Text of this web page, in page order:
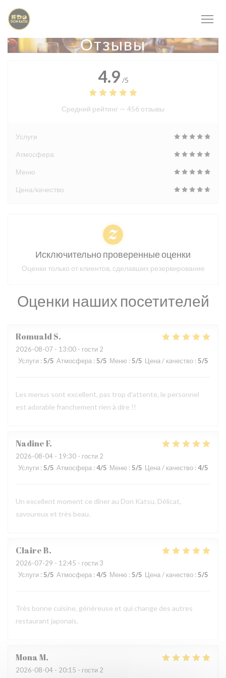
Панель управления cookies
Отзывы
Оценки наших посетителей
RomualdS
2026-08-07 - 13:00 - гости 2
Услуги : 5/5 Атмосфера : 5/5 Меню : 5/5 Цена / качество : 5/5
Les menus sont excellent, pas trop d’attente, le personnel
est adorable franchement rien à dire !!
NadineF
2026-08-04 - 19:30 - гости 2
Услуги : 5/5 Атмосфера : 4/5 Меню : 5/5 Цена / качество : 4/5
Un excellent moment ce dîner au Don Katsu. Délicat,
savoureux et très beau.
ClaireB
2026-07-29 - 12:45 - гости 3
Услуги : 5/5 Атмосфера : 4/5 Меню : 5/5 Цена / качество : 5/5
Très bonne cuisine, généreuse et qui change des autres
restaurant japonais.
MonaM
2026-08-04 - 20:15 - гости 2
4.9 /5
Средний рейтинг — 456 отзывы
Услуги
Атмосфера
Меню
Цена/качество
Исключительно проверенные оценки
Оценки только от клиентов, сделавших резервирование